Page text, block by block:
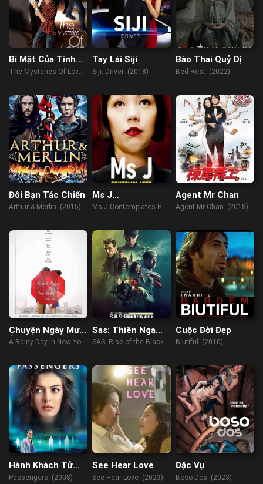
Bí Mật Của Tình
Yêu
The Mysteries Of Love
Tay Lái Siji
Siji: Driver (2018)
Bào Thai Quỷ Dị
Bed Rest (2022)
Đôi Bạn Tác Chiến
Arthur & Merlin (2015)
Ms J
Contemplates
Ms J Contemplates Her
Agent Mr Chan
Agent Mr Chan (2018)
Chuyện Ngày Mưa
Ở New York
A Rainy Day in New York
Sas: Thiên Nga
Đen Trỗi Dậy
SAS: Rise of the Black
Cuộc Đời Đẹp
Biutiful (2010)
Hành Khách Tử
Thần
Passengers (2008)
See Hear Love
See Hear Love (2023)
Đặc Vụ
Boso Dos (2023)